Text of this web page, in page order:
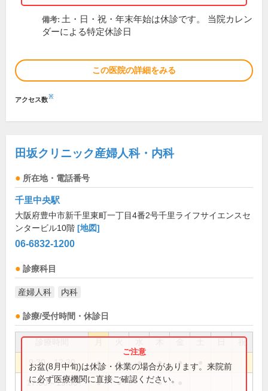
備考: 土・日・祝・年末年始は休診です。 当院カレン
ダーによる特定休診日
この医院の詳細をみる
アクセス数※
田坂クリニック産婦人科・内科
所在地・電話番号
千里中央駅
大阪府豊中市新千里東町一丁目4番2号千里ライフサイエンスセ
ンタービル10階 [地図]
06-6832-1200
診療科目
産婦人科 内科
診療/受付時間・休診日
祝
9:30～12:30 ● ● ● ● ●
17:00～19:30 ● ● ●
お盆(8月中旬)は休診・休業の場合があります。来院前
に必ず医療機関に直接ご確認ください。